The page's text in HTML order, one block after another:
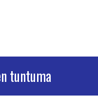
tuntuma